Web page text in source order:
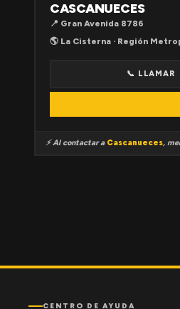
CASCANUECES
📍 Gran Avenida 8786
🌎 La Cisterna · Región
📞 LLAMAR
⚡ Al contactar a Cascanueces,
CENTRO DE AYUDA